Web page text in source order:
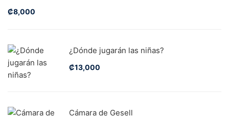
₡8,000
¿Dónde jugarán las niñas?
₡13,000
Cámara de Gesell